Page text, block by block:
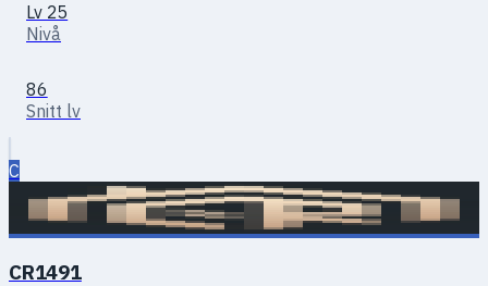
Lv 25
Nivå
86
Snitt lv
C
CR1491